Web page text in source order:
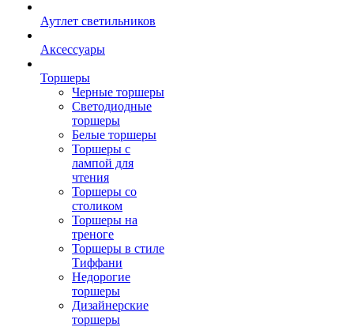
Аутлет светильников
Аксессуары
Торшеры
Черные торшеры
Светодиодные
торшеры
Белые торшеры
Торшеры с
лампой для
чтения
Торшеры со
столиком
Торшеры на
треноге
Торшеры в стиле
Тиффани
Недорогие
торшеры
Дизайнерские
торшеры